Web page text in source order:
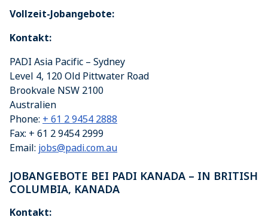
Vollzeit-Jobangebote:
Kontakt:
PADI Asia Pacific – Sydney
Level 4, 120 Old Pittwater Road
Brookvale NSW 2100
Australien
Phone: + 61 2 9454 2888
Fax: + 61 2 9454 2999
Email: jobs@padi.com.au
JOBANGEBOTE BEI PADI KANADA – IN BRITISH
COLUMBIA, KANADA
Kontakt: